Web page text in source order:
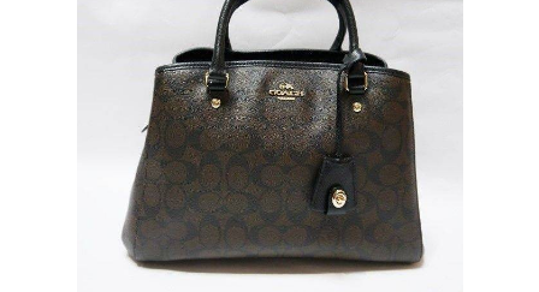
2000元~按讚分享!9折!
全台第一輛到府服務品牌服飾專櫃專車 預約專
線:0953315349
100%美國正品~美國代購短T~全館75折~售完為止!
~週年慶～週年慶～團購聖品~ 金皮油~買滿二千元免
運費~買12瓶送1瓶~手腳要快喔～秋冬保養喉嚨最好聖品～
100%美國OUTLET代購~全館美國紐約正品服飾~滿
2000元~按讚分享!9折!